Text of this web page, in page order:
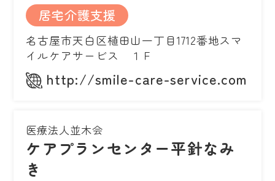
居宅介護支援
名古屋市天白区植田山一丁目1712番地スマ
イルケアサービス １Ｆ
http://smile-care-service.com
医療法人並木会
ケアプランセンター平針なみ
き